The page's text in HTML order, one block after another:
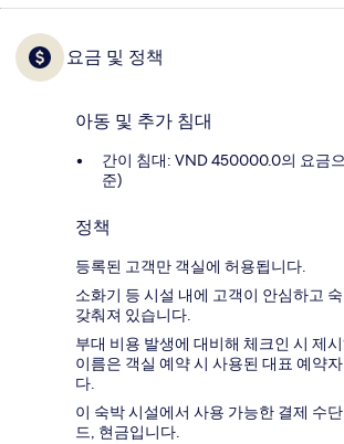
요금 및 정책
아동 및 추가 침대
간이 침대: VND 450000.0의 요금
준)
정책
등록된 고객만 객실에 허용됩니다.
소화기 등 시설 내에 고객이 안심하고
갖춰져 있습니다.
부대 비용 발생에 대비해 체크인 시 제
이름은 객실 예약 시 사용된 대표 예약
다.
이 숙박 시설에서 사용 가능한 결제 수
드, 현금입니다.